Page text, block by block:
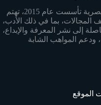
فاصلة للنشر هي دار نشر مصرية تأسست عام 2015، تهتم
المجالات، بما في ذلك الأدب،
إلى نشر المعرفة والإبداع،
ودعم المواهب الشابة
الموقع